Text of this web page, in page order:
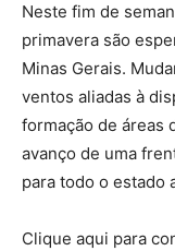
Neste fim de
primavera são
Minas Gerais.
ventos aliadas à
formação de áreas
avanço de uma
para todo o estado
Clique aqui para